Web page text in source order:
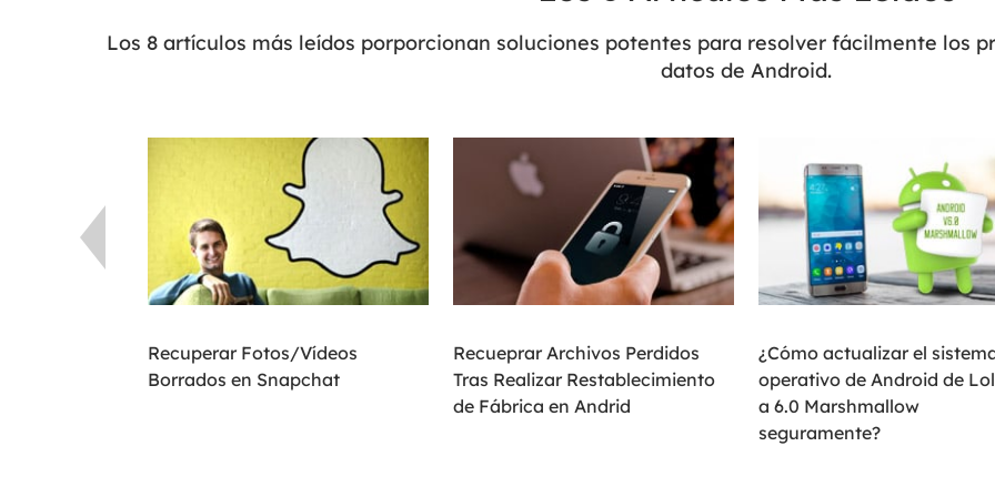
Exchange Recovery
Restaurar & Reparar archivos EDB.
Recuperar particiones eliminadas o perdidas.
Email Recovery
Recuperar correo electrónico de Outlook.
MS SQL Recovery
Recuperar bases de datos MS SQL.
Deploy
Los 8 artículos más leídos porporcionan soluciones potentes para resolver fácilmente los
datos de Android.
Recuperar Fotos/Vídeos
Borrados en Snapchat
Recueprar Archivos Perdidos
Tras Realizar Restablecimiento
de Fábrica en Andrid
¿Cómo actualizar el
operativo de Android de
a 6.0 Marshmallow
seguramente?